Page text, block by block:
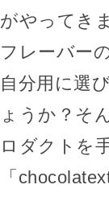
がやってき
フレーバー
自分用に選
ょうか？そ
ロダクトを
「